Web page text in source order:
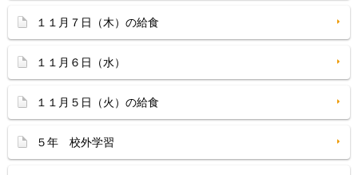
１１月７日（木）の給食
１１月６日（水）
１１月５日（火）の給食
５年 校外学習